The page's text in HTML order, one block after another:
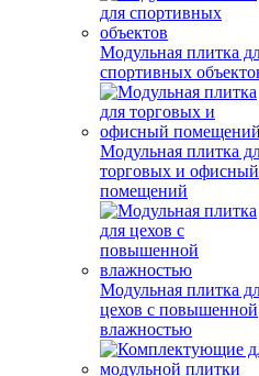
Модульная плитка
спортивных
Модульная плитка
торговых и офисный
помещений
Модульная плитка
цехов с повышенной
влажностью